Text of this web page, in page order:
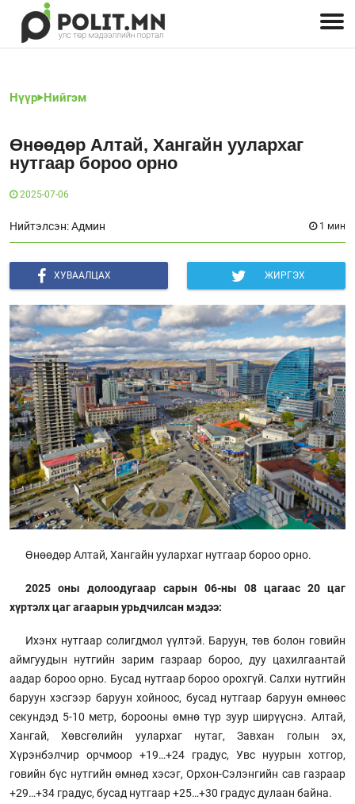
Нүүр Нийгэм
Өнөөдөр Алтай, Хангайн уулархаг
нутгаар бороо орно
2025-07-06
Нийтэлсэн: Админ 1 мин
ХУВААЛЦАХ ЖИРГЭХ
Өнөөдөр Алтай, Хангайн уулархаг нутгаар бороо орно.
2025 оны долоодугаар сарын 06-ны 08 цагаас 20 цаг
хүртэлх цаг агаарын урьдчилсан мэдээ:
Ихэнх нутгаар солигдмол үүлтэй. Баруун, төв болон говийн
аймгуудын нутгийн зарим газраар бороо, дуу цахилгаантай
аадар бороо орно. Бусад нутгаар бороо орохгүй. Салхи нутгийн
баруун хэсгээр баруун хойноос, бусад нутгаар баруун өмнөөс
секундэд 5-10 метр, борооны өмнө түр зуур ширүүснэ. Алтай,
Хангай, Хөвсгөлийн уулархаг нутаг, Завхан голын эх,
Хүрэнбэлчир орчмоор +19…+24 градус, Увс нуурын хотгор,
говийн бүс нутгийн өмнөд хэсэг, Орхон-Сэлэнгийн сав газраар
+29…+34 градус, бусад нутгаар +25…+30 градус дулаан байна.